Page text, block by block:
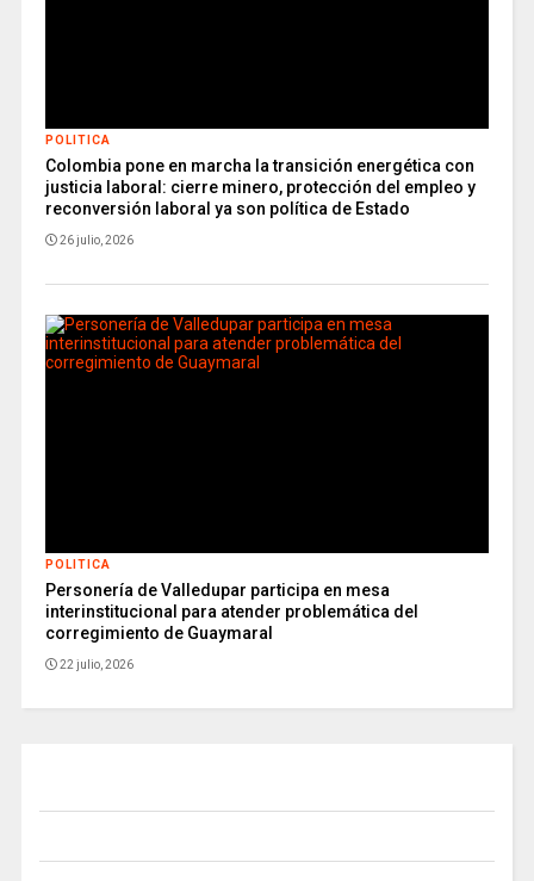
POLITICA
Colombia pone en marcha la transición energética con
justicia laboral: cierre minero, protección del empleo y
reconversión laboral ya son política de Estado
26 julio, 2026
POLITICA
Personería de Valledupar participa en mesa
interinstitucional para atender problemática del
corregimiento de Guaymaral
22 julio, 2026